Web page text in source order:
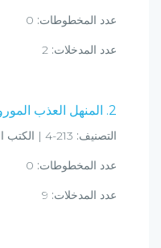
عدد المخطوطات:
عدد المدخلات:
2. المنهل العذب المورود شرح سنن الإمام أبي داود
التصنيف:
عدد المخطوطات:
عدد المدخلات: